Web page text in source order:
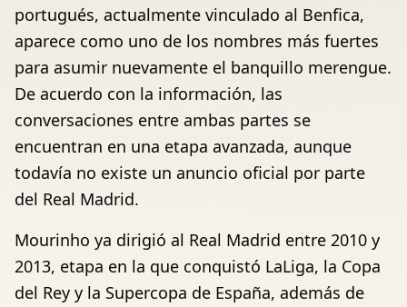
portugués, actualmente vinculado al Benfica,
aparece como uno de los nombres más fuertes
para asumir nuevamente el banquillo merengue.
De acuerdo con la información, las
conversaciones entre ambas partes se
encuentran en una etapa avanzada, aunque
todavía no existe un anuncio oficial por parte
del Real Madrid.
Mourinho ya dirigió al Real Madrid entre 2010 y
2013, etapa en la que conquistó LaLiga, la Copa
del Rey y la Supercopa de España, además de